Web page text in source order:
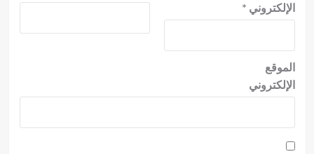
الإلكتروني *
الموقع
الإلكتروني